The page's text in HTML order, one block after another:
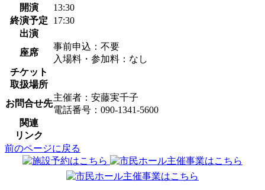
開演
13:30
終演予定
17:30
出演
座席
事前申込：不要
入場料・参加料：なし
チケット
取扱場所
お問合せ先
主催者：安藤実千子
電話番号：090-1341-5600
関連
リンク
前のページに戻る